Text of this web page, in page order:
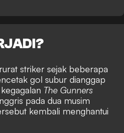
striker sejak beberapa
gol subur dianggap
The Gunners
pada dua musim
kembali menghantui